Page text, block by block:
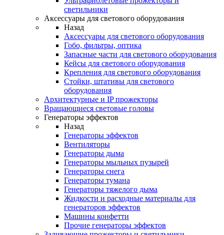
светильники
Аксессуары для светового оборудования
Назад
Аксессуары для светового оборудования
Гобо, фильтры, оптика
Запасные части для светового оборудования
Кейсы для светового оборудования
Крепления для светового оборудования
Стойки, штативы для светового
оборудования
Архитектурные и IP прожекторы
Вращающиеся световые головы
Генераторы эффектов
Назад
Генераторы эффектов
Вентиляторы
Генераторы дыма
Генераторы мыльных пузырей
Генераторы снега
Генераторы тумана
Генераторы тяжелого дыма
Жидкости и расходные материалы для
генераторов эффектов
Машины конфетти
Прочие генераторы эффектов